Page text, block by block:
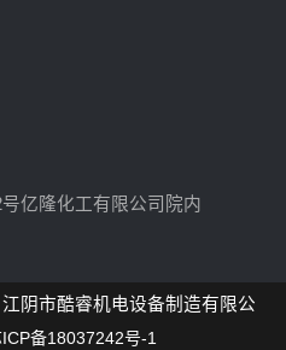
亿隆化工有限公司院内
阴市酷睿机电设备制造有限公
备18037242号-1